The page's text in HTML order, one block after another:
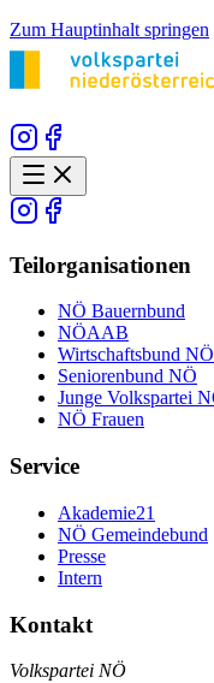
Zum Hauptinhalt springen
Teilorganisationen
NÖ Bauernbund
NÖAAB
Wirtschaftsbund NÖ
Seniorenbund NÖ
Junge Volkspartei
NÖ Frauen
Service
Akademie21
NÖ Gemeindebund
Presse
Intern
Kontakt
Volkspartei NÖ